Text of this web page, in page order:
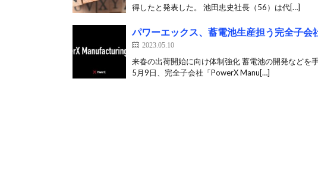
得したと発表した。 池田忠史社長（56）は代[…]
パワーエックス、蓄電池生産担う完全⼦会
2023.05.10
来春の出荷開始に向け体制強化 蓄電池の開発などを
5月9日、完全子会社「PowerX Manu[…]